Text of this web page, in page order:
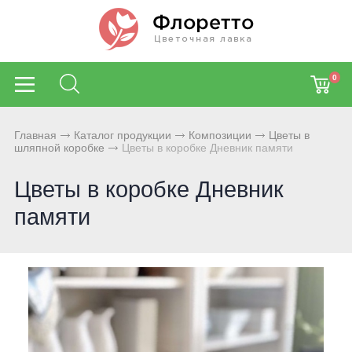
0
Главная Каталог продукции Композиции
Цветы в
шляпной коробке
Цветы в коробке Дневник памяти
Цветы в коробке Дневник
памяти